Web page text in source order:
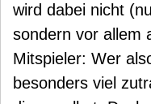
wird dabei nicht
sondern vor allem
Mitspieler: Wer
besonders viel